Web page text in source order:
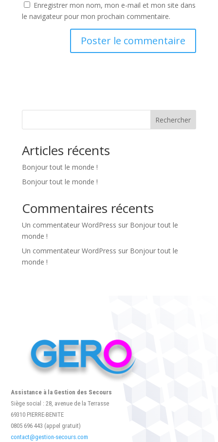
Enregistrer mon nom, mon e-mail et mon site dans
le navigateur pour mon prochain commentaire.
Rechercher
Articles récents
Bonjour tout le monde !
Bonjour tout le monde !
Commentaires récents
Un commentateur WordPress sur Bonjour tout le
monde !
Un commentateur WordPress sur Bonjour tout le
monde !
Assistance à la Gestion des Secours
Siège social : 28, avenue de la Terrasse
69310 PIERRE-BENITE
0805 696 443 (appel gratuit)
contact@gestion-secours.com